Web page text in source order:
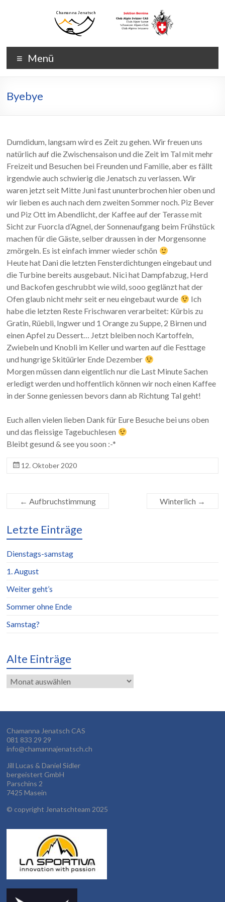
Chamanna
Jenatsch
Chamanna
Jenatsch
CAS
Menü
Byebye
Dumdidum, langsam wird es Zeit zu gehen. Wir freuen uns
natürlich auf die Zwischensaison und die Zeit im Tal mit mehr
Freizeit und Besuchen bei Freunden und Familie, aber es fällt
irgendwie auch schwierig die Jenatsch zu verlassen. Wir
waren jetzt seit Mitte Juni fast ununterbrochen hier oben und
wir lieben es auch nach dem zweiten Sommer noch. Piz Bever
und Piz Ott im Abendlicht, der Kaffee auf der Terasse mit
Sicht zur Fuorcla d’Agnel, der Sonnenaufgang beim Frühstück
machen für die Gäste, selber draussen in der Morgensonne
zmörgeln. Es ist einfach immer wieder schön
Heute hat Dani die letzten Fensterdichtungen eingebaut und
die Turbine bereits ausgebaut. Nici hat Dampfabzug, Herd
und Backofen geschrubbt wie wild, sooo geglänzt hat der
Ofen glaub nicht mehr seit er neu eingebaut wurde
Ich
habe die letzten Reste Frischwaren verarbeitet: Kürbis zu
Gratin, Rüebli, Ingwer und 1 Orange zu Suppe, 2 Birnen und
einen Apfel zu Dessert… Jetzt bleiben noch Kartoffeln,
Zwiebeln und Knobli im Keller und warten auf die Festtage
und hungrige Skitüürler Ende Dezember
Morgen müssen dann eigentlich nur die Last Minute Sachen
erledigt werden und hoffentlich können wir noch einen Kaffee
in der Sonne geniessen bevors dann ab Richtung Tal geht!
Euch allen vielen lieben Dank für Eure Besuche bei uns oben
und das fleissige Tagebuchlesen
Bleibt gesund & see you soon :-*
12. Oktober 2020
← Aufbruchstimmung Winterlich →
Letzte Einträge
Dienstags-samstag
1. August
Weiter geht’s
Sommer ohne Ende
Samstag?
Alte Einträge
Alte
Einträge
Chamanna Jenatsch CAS
081 833 29 29
info@chamannajenatsch.ch
Jill Lucas & Daniel Sidler
bergeistert GmbH
Parschins 2
7425 Masein
© copyright Jenatschteam 2025